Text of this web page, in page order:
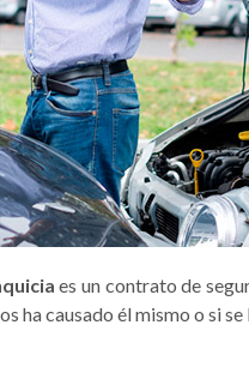
es un contrato de
ha causado él mismo o si